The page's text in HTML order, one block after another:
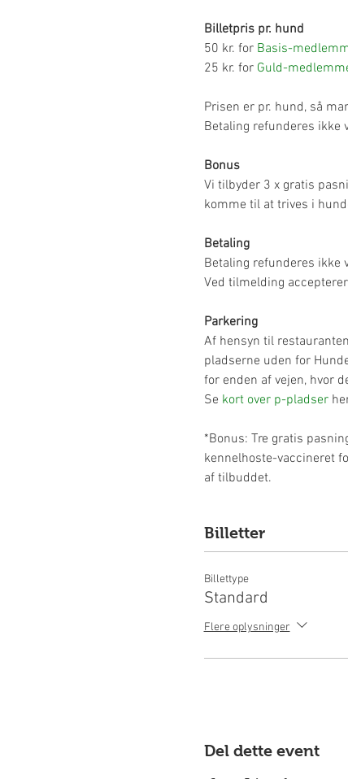
Billetpris pr. hund
50 kr. for Basis-
25 kr. for Guld-
Prisen er pr. hund, så
Betaling refunderes ikke
Bonus
Vi tilbyder 3 x gratis
komme til at trives i
Betaling
Betaling refunderes ikke
Ved tilmelding
Parkering
Af hensyn til
pladserne uden for
for enden af vejen, hvor
Se kort over p-pladser
*Bonus: Tre gratis
kennelhoste-vaccineret
af tilbuddet.
Billetter
Billettype
Standard
Flere oplysninger
Del dette event